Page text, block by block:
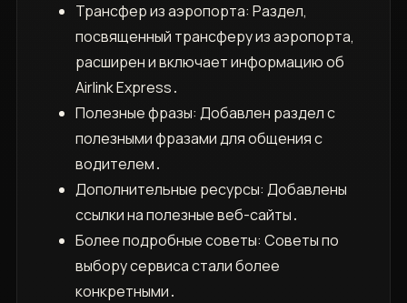
Трансфер из аэропорта: Раздел,
посвященный трансферу из аэропорта,
расширен и включает информацию об
Airlink Express․
Полезные фразы: Добавлен раздел с
полезными фразами для общения с
водителем․
Дополнительные ресурсы: Добавлены
ссылки на полезные веб-сайты․
Более подробные советы: Советы по
выбору сервиса стали более
конкретными․